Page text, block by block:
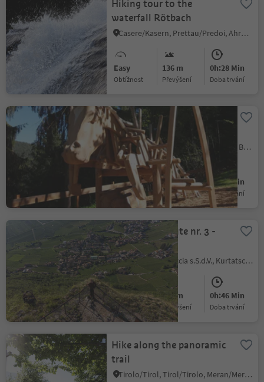
Hiking tour to the
waterfall Rötbach
Casere/Kasern, Prettau/Predoi, Ahrntal/Valle Aurina
Easy
Obtížnost
136 m
Převýšení
0h:28 Min
doba trvání
Theme trail Köfeleweg
longer version
Vallesina/Versein, Mölten/Meltina, Bolzano/Bozen and environs
Easy
Obtížnost
345 m
Převýšení
2h:04 Min
doba trvání
Murundum route nr. 3 -
"Sitzkofel"
Kurtatsch/Cortaccia s.S.d.V., Kurtatsch an der Weinstraße/Cortaccia sulla Strada del Vino, Alto Adige Wine Road
Easy
Obtížnost
100 m
Převýšení
0h:46 Min
doba trvání
Hike along the panoramic
trail
Tirolo/Tirol, Tirol/Tirolo, Meran/Merano and environs